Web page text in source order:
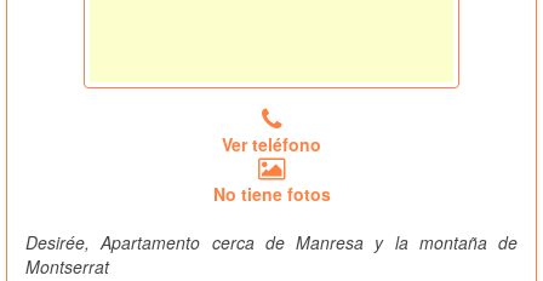
Ver teléfono
No tiene fotos
Desirée, Apartamento cerca de Manresa y la montaña de
Montserrat